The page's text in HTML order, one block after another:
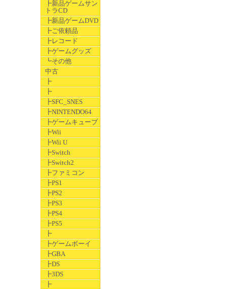
┣新品ゲームサン
トラCD
┣新品ゲームDVD
┣ご依頼品
┣レコード
┣ゲームグッズ
┗その他
中古
┣
┣
┣SFC_SNES
┣NINTENDO64
┣ゲームキューブ
┣Wii
┣Wii U
┣Switch
┣Switch2
┣ファミコン
┣PS1
┣PS2
┣PS3
┣PS4
┣PS5
┣
┣ゲームボーイ
┣GBA
┣DS
┣3DS
┣